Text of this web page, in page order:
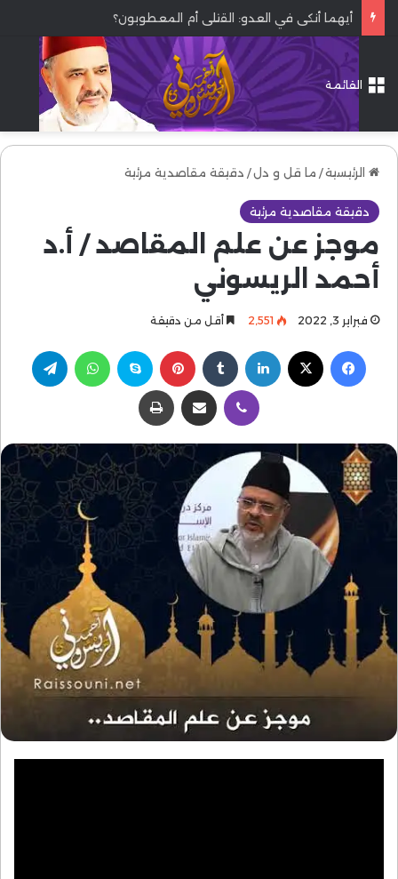
أيهما أنكى في العدو: القتلى أم المعطوبون؟
القائمة
الرئيسية/ ما قل و دل/ دقيقة مقاصدية مرئية
دقيقة مقاصدية مرئية
موجز عن علم المقاصد / أ.د
أحمد الريسوني
فبراير 3, 2022 2٬551 أقل من دقيقة
فيسبوك لينكدإن بينتيريست سكايب واتساب
ڤايبر مشاركة عبر البريد طباعة